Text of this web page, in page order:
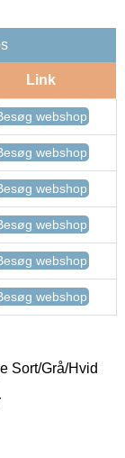
Link
webshop
webshop
webshop
webshop
webshop
webshop
Sort/Grå/Hvid